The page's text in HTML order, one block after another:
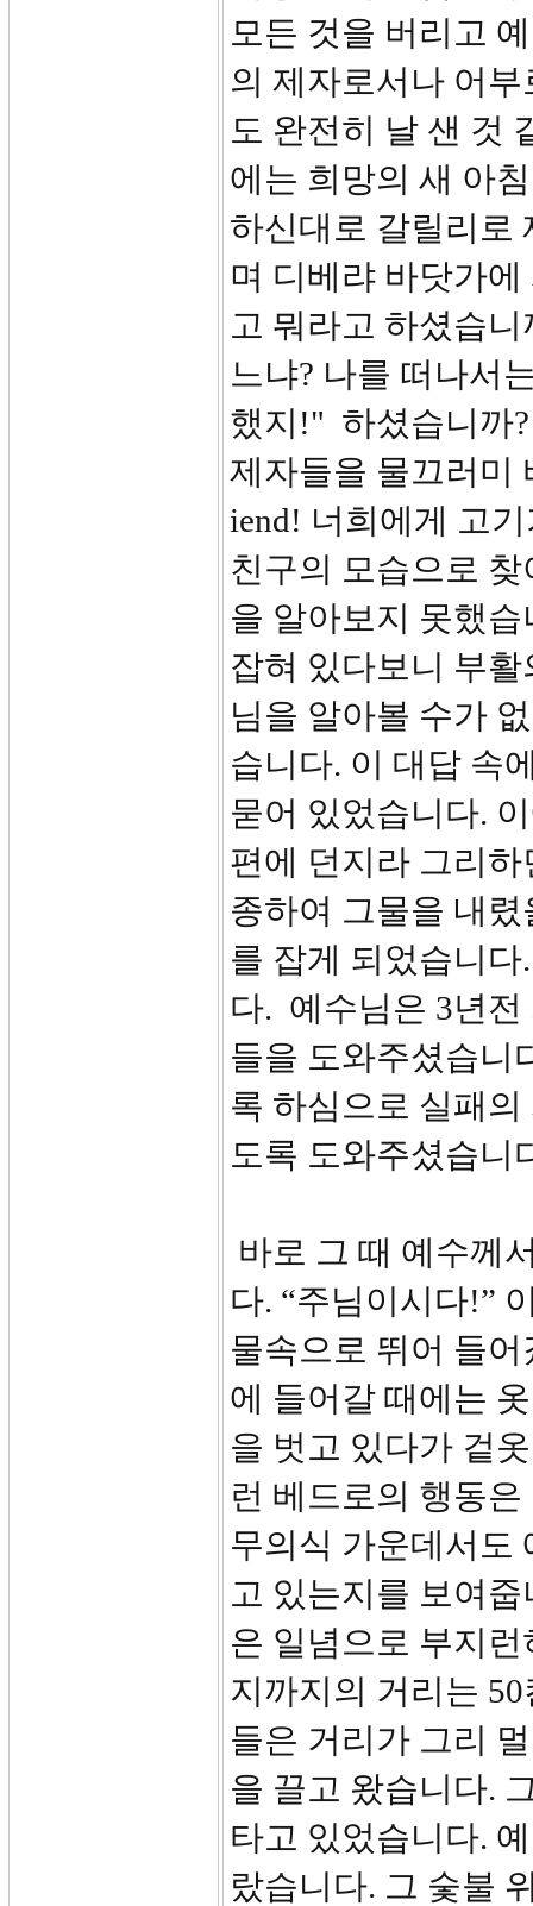
모든 것을 버리고
의 제자로서나 어
도 완전히 날 샌 것
에는 희망의 새 아
하신대로 갈릴리로
며 디베랴 바닷가
고 뭐라고 하셨습
느냐? 나를 떠나서
했지!" 하셨습니까
제자들을 물끄러미
iend! 너희에게 고
친구의 모습으로
을 알아보지 못했
잡혀 있다보니 부
님을 알아볼 수가
습니다. 이 대답 속
묻어 있었습니다.
편에 던지라 그리
종하여 그물을 내
를 잡게 되었습니
다. 예수님은 3년전
들을 도와주셨습니
록 하심으로 실패
도록 도와주셨습니
바로 그 때 예수께
다. “주님이시다!”
물속으로 뛰어 들
에 들어갈 때에는
을 벗고 있다가 겉
런 베드로의 행동
무의식 가운데서도
고 있는지를 보여
은 일념으로 부지
지까지의 거리는
들은 거리가 그리
을 끌고 왔습니다.
타고 있었습니다.
랐습니다. 그 숯불